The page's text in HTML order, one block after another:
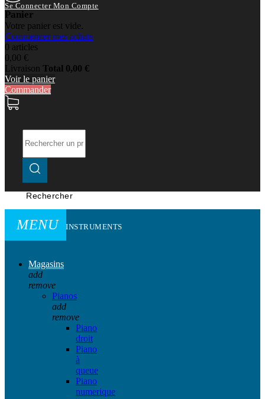
Se Connecter Mon Compte
Panier
Votre panier est vide.
Commencer mes achats
0 articles
0,00 €
Livraison Total 0,00 €
Voir le panier
Commander
Rechercher
MENU INSTRUMENTS
Magasins
add
remove
Pianos
add
remove
Piano
droit
Piano
à
queue
Piano
numerique